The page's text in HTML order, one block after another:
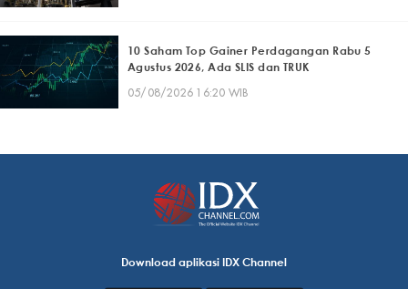
10 Saham Top Gainer Perdagangan Rabu 5
Agustus 2026, Ada SLIS dan TRUK
05/08/2026 16:20 WIB
Download aplikasi IDX Channel